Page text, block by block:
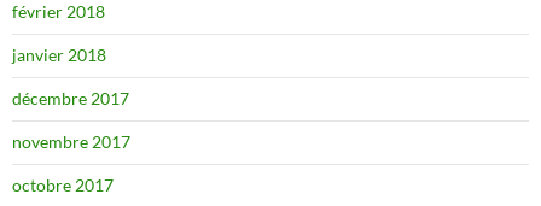
février 2018
janvier 2018
décembre 2017
novembre 2017
octobre 2017